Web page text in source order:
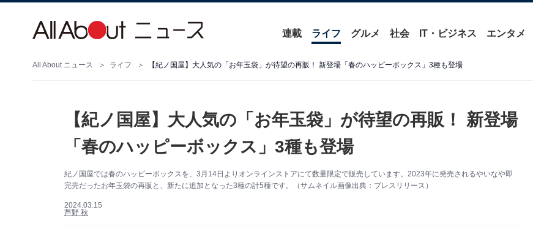
連載 ライフ グルメ 社会 IT・ビジネス エンタメ
All About ニュース ライフ 【紀ノ国屋】大人気の「お年玉袋」が待望の再販！ 新登場「春のハッピーボックス」3種も登場
【紀ノ国屋】大人気の「お年玉袋」が待望の再販！ 新登場
「春のハッピーボックス」3種も登場
紀ノ国屋では春のハッピーボックスを、3月14日よりオンラインストアにて数量限定で販売しています。2023年に発売されるやいなや即
完売だったお年玉袋の再販と、新たに追加となった3種の計5種です。（サムネイル画像出典：プレスリリース）
2024.03.15
芦野 秋